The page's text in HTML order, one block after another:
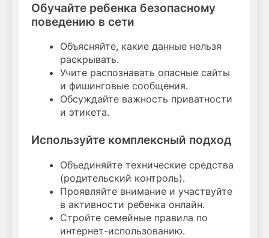
Обучайте ребенка безопасному
поведению в сети
Объясняйте, какие данные нельзя
раскрывать.
Учите распознавать опасные сайты
и фишинговые сообщения.
Обсуждайте важность приватности
и этикета.
Используйте комплексный подход
Объединяйте технические средства
(родительский контроль).
Проявляйте внимание и участвуйте
в активности ребенка онлайн.
Стройте семейные правила по
интернет-использованию.